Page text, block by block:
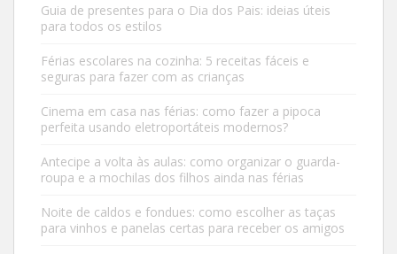
Guia de presentes para o Dia dos Pais: ideias úteis
para todos os estilos
Férias escolares na cozinha: 5 receitas fáceis e
seguras para fazer com as crianças
Cinema em casa nas férias: como fazer a pipoca
perfeita usando eletroportáteis modernos?
Antecipe a volta às aulas: como organizar o guarda-
roupa e a mochilas dos filhos ainda nas férias
Noite de caldos e fondues: como escolher as taças
para vinhos e panelas certas para receber os amigos